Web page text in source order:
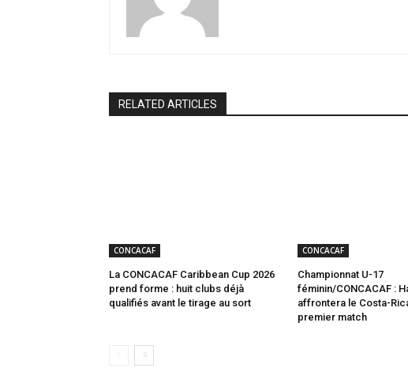
RELATED ARTICLES
CONCACAF
La CONCACAF Caribbean Cup 2026
prend forme : huit clubs déjà
qualifiés avant le tirage au sort
CONCACAF
Championnat U-17
féminin/CONCACAF :
affrontera le Costa-
premier match